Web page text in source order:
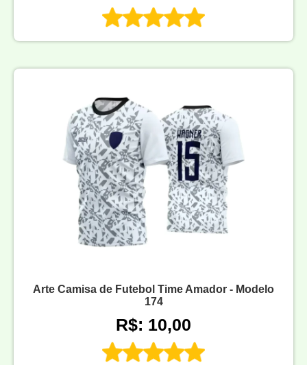
Arte Camisa de Futebol Time Amador - Modelo
174
R$: 10,00